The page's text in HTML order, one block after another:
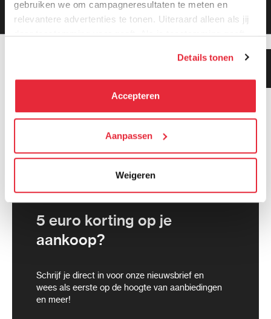
gebruiken we om campagneresultaten te meten en
relevantere advertenties te tonen. Uiteraard alleen als jij
daar toestemming voor geeft. Als je toestemming geeft,
kunnen deze gegevens combineren met informatie die zij
hebben verzameld via het gebruik van hun diensten. Je
kunt alle cookies accepteren, alleen noodzakelijke
We werken samen met21 derden
die uw gegevens
kunnen ontvangen en verwerken.
Details tonen
Accepteren
Aanpassen
Weigeren
Gratis retourneren binnen 90 dagen*
Klanten geven ons een 9.3 gemiddeld
5 euro korting op je
aankoop?
Schrijf je direct in voor onze nieuwsbrief en
wees als eerste op de hoogte van aanbiedingen
en meer!
Klanten geven ons 9.3